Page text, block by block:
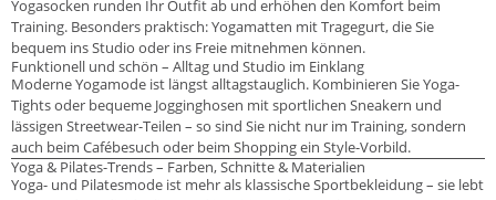
Yogasocken runden Ihr Outfit ab und erhöhen den Komfort beim
Training. Besonders praktisch: Yogamatten mit Tragegurt, die Sie
bequem ins Studio oder ins Freie mitnehmen können.
Funktionell und schön – Alltag und Studio im Einklang
Moderne Yogamode ist längst alltagstauglich. Kombinieren Sie Yoga-
Tights oder bequeme Jogginghosen mit sportlichen Sneakern und
lässigen Streetwear-Teilen – so sind Sie nicht nur im Training, sondern
auch beim Cafébesuch oder beim Shopping ein Style-Vorbild.
Yoga & Pilates-Trends – Farben, Schnitte & Materialien
Yoga- und Pilatesmode ist mehr als klassische Sportbekleidung – sie lebt